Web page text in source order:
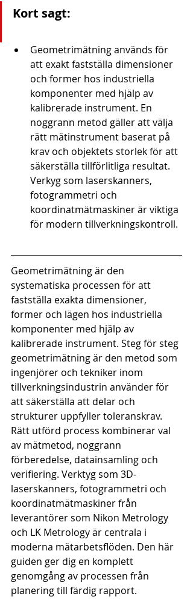
Kort sagt:
Geometrimätning används för
att exakt fastställa dimensioner
och former hos industriella
komponenter med hjälp av
kalibrerade instrument. En
noggrann metod gäller att välja
rätt mätinstrument baserat på
krav och objektets storlek för att
säkerställa tillförlitliga resultat.
Verkyg som laserskanners,
fotogrammetri och
koordinatmätmaskiner är viktiga
för modern tillverkningskontroll.
Geometrimätning är den
systematiska processen för att
fastställa exakta dimensioner,
former och lägen hos industriella
komponenter med hjälp av
kalibrerade instrument. Steg för steg
geometrimätning är den metod som
ingenjörer och tekniker inom
tillverkningsindustrin använder för
att säkerställa att delar och
strukturer uppfyller toleranskrav.
Rätt utförd process kombinerar val
av mätmetod, noggrann
förberedelse, datainsamling och
verifiering. Verktyg som 3D-
laserskanners, fotogrammetri och
koordinatmätmaskiner från
leverantörer som Nikon Metrology
och LK Metrology är centrala i
moderna mätarbetsflöden. Den här
guiden ger dig en komplett
genomgång av processen från
planering till färdig rapport.